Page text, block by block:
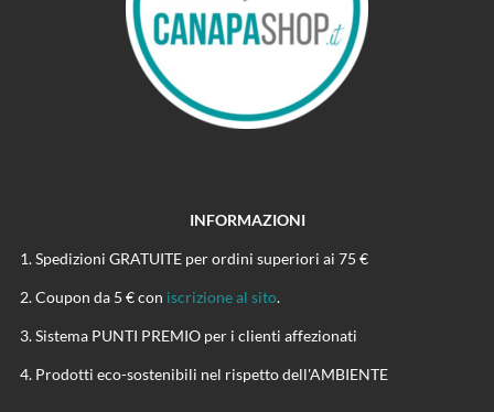
INFORMAZIONI
Spedizioni GRATUITE per ordini superiori ai 75 €
Coupon da 5 € con iscrizione al sito.
Sistema PUNTI PREMIO per i clienti affezionati
Prodotti eco-sostenibili nel rispetto dell'AMBIENTE